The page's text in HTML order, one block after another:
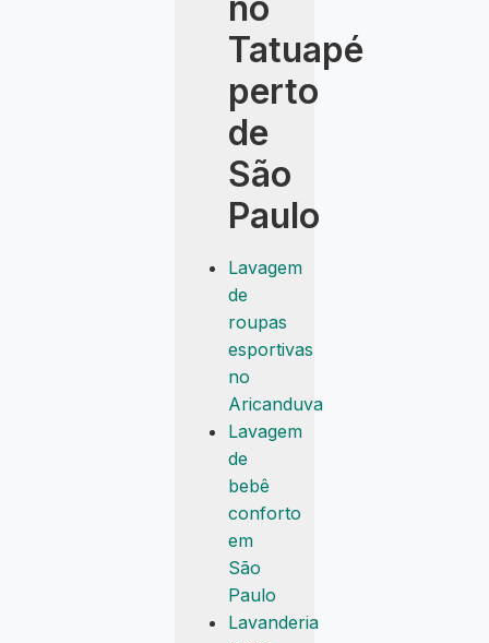
Tatuapé
perto
de
São
Paulo
Lavagem
de
roupas
esportivas
no
Aricanduva
Lavagem
de
bebê
conforto
em
São
Paulo
Lavanderia